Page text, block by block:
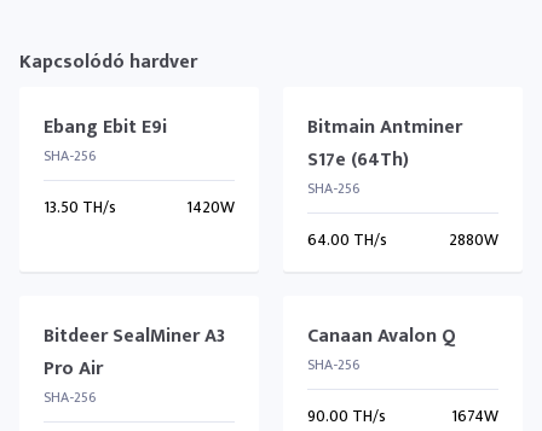
Kapcsolódó hardver
Ebang Ebit E9i
SHA-256
13.50 TH/s 1420W
Bitmain Antminer
S17e (64Th)
SHA-256
64.00 TH/s 2880W
Bitdeer SealMiner A3
Pro Air
SHA-256
Canaan Avalon Q
SHA-256
90.00 TH/s 1674W